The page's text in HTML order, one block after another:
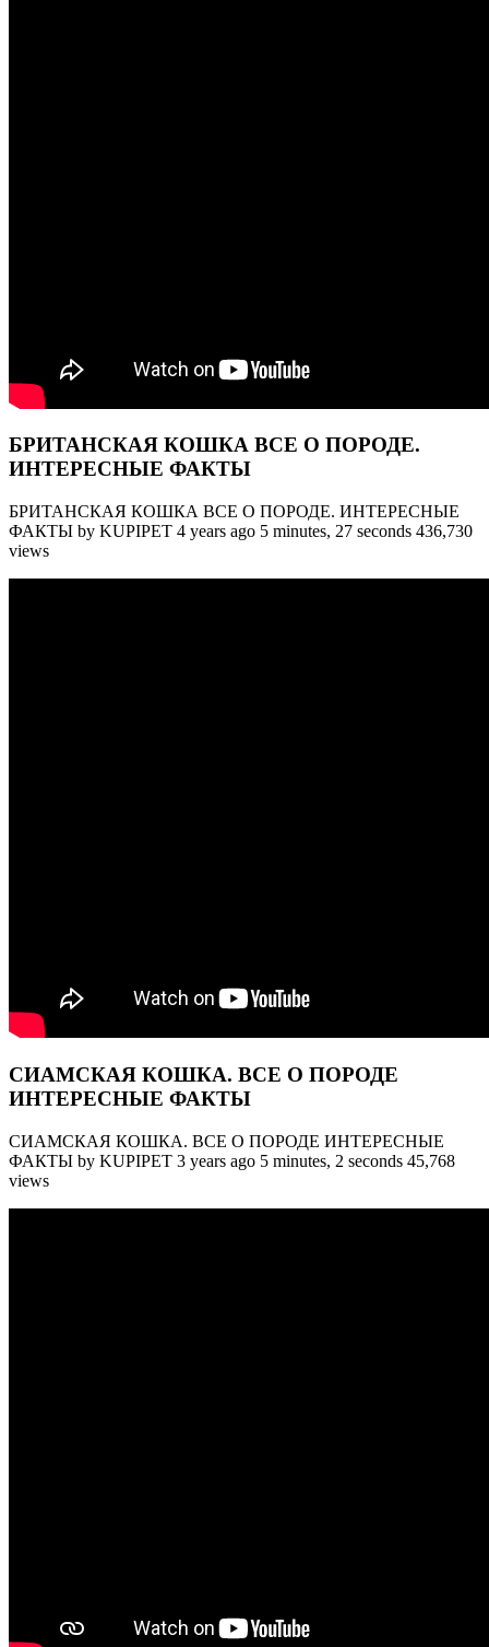
БРИТАНСКАЯ КОШКА ВСЕ О ПОРОДЕ.
ИНТЕРЕСНЫЕ ФАКТЫ
БРИТАНСКАЯ КОШКА ВСЕ О ПОРОДЕ. ИНТЕРЕСНЫЕ
ФАКТЫ by KUPIPET 4 years ago 5 minutes, 27 seconds 436,730
views
СИАМСКАЯ КОШКА. ВСЕ О ПОРОДЕ
ИНТЕРЕСНЫЕ ФАКТЫ
СИАМСКАЯ КОШКА. ВСЕ О ПОРОДЕ ИНТЕРЕСНЫЕ
ФАКТЫ by KUPIPET 3 years ago 5 minutes, 2 seconds 45,768
views